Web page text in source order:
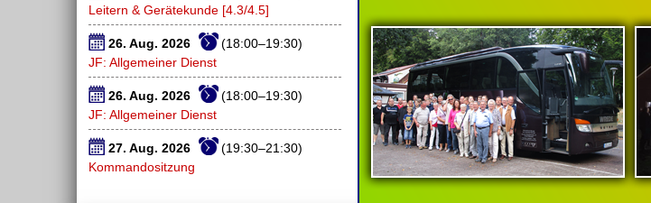
Leitern & Gerätekunde [4.3/4.5]
26. Aug. 2026
(18:00–19:30)
JF: Allgemeiner Dienst
26. Aug. 2026
(18:00–19:30)
JF: Allgemeiner Dienst
27. Aug. 2026
(19:30–21:30)
Kommandositzung